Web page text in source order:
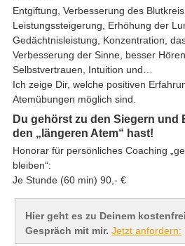
Entgiftung, Verbesserung des
Leistungssteigerung, Erhöhung der
Gedächtnisleistung, Konzentration,
Verbesserung der Sinne, besser
Selbstvertrauen, Intuition und…
Ich zeige Dir, welche positiven
Atemübungen möglich sind.
Du gehörst zu den Siegern und
den „längeren Atem“ hast!
Honorar für persönliches Coaching
bleiben“:
Je Stunde (60 min) 90,- €
Hier geht es zu Deinem
Gespräch mit mir.Jetzt anfordern: